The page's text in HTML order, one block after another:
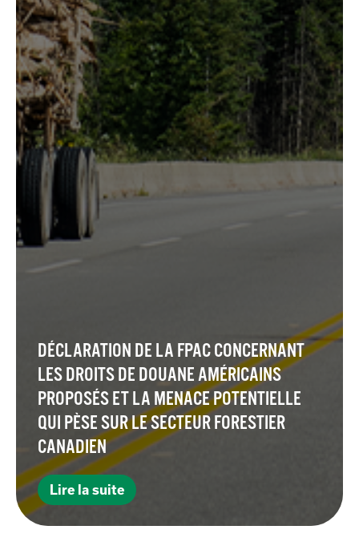
DÉCLARATION DE LA FPAC CONCERNANT
LES DROITS DE DOUANE AMÉRICAINS
PROPOSÉS ET LA MENACE POTENTIELLE
QUI PÈSE SUR LE SECTEUR FORESTIER
CANADIEN
Lire la suite